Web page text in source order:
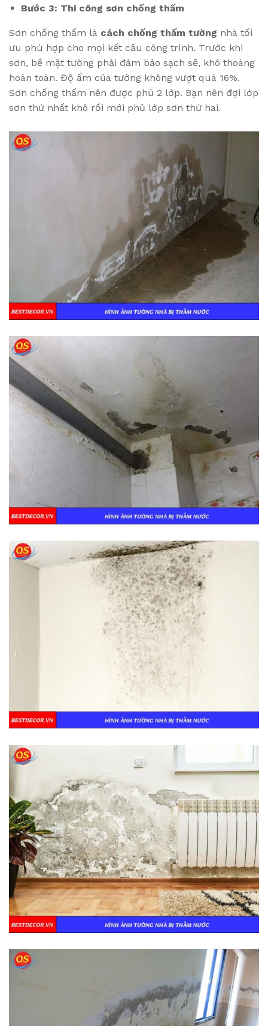
Bước 3: Thi công sơn chống thấm
Sơn chống thấm là cách chống thấm tường nhà tối
ưu phù hợp cho mọi kết cấu công trình. Trước khi
sơn, bề mặt tường phải đảm bảo sạch sẽ, khô thoáng
hoàn toàn. Độ ẩm của tường không vượt quá 16%.
Sơn chống thấm nên được phủ 2 lớp. Bạn nên đợi lớp
sơn thứ nhất khô rồi mới phủ lớp sơn thứ hai.